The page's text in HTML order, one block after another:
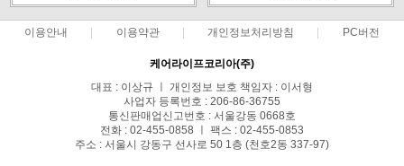
이용안내 이용약관 개인정보처리방침 PC버전
케어라이프코리아(주)
대표 : 이상규 ㅣ 개인정보 보호 책임자 : 이서형
사업자 등록번호 : 206-86-36755
통신판매업신고번호 : 서울강동 0668호
전화 : 02-455-0858 ㅣ 팩스 : 02-455-0853
주소 : 서울시 강동구 선사로 50 1층 (천호2동 337-97)